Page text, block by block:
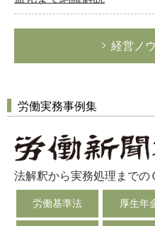
経営ノ
労働実務事例集
法解釈から実務処理までの
労働基準法 厚生年